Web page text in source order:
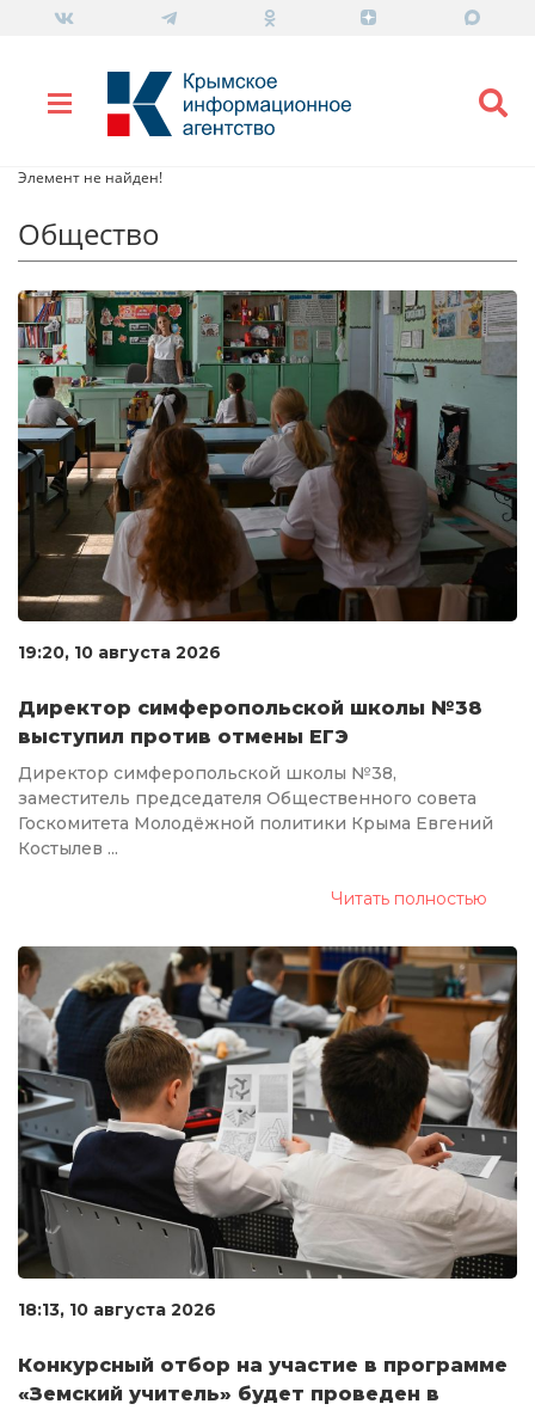
Элемент не найден!
Общество
19:20, 10 августа 2026
Директор симферопольской школы №38
выступил против отмены ЕГЭ
Директор симферопольской школы №38,
заместитель председателя Общественного совета
Госкомитета Молодёжной политики Крыма Евгений
Костылев ...
Читать полностью
18:13, 10 августа 2026
Конкурсный отбор на участие в программе
«Земский учитель» будет проведен в